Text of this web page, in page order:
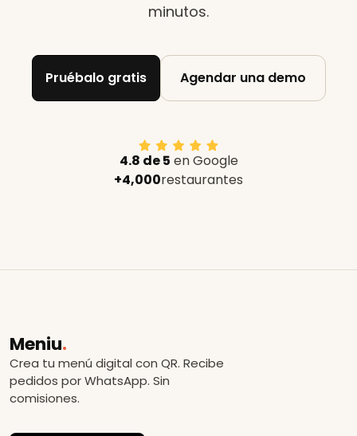
minutos.
Pruébalo gratis Agendar una demo
4.8 de 5 en Google
+4,000restaurantes
Meniu.
Crea tu menú digital con QR. Recibe
pedidos por WhatsApp. Sin
comisiones.